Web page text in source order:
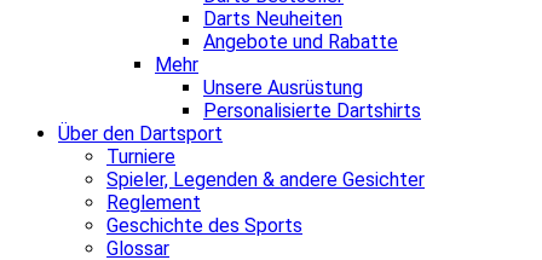
Darts Neuheiten
Angebote und Rabatte
Mehr
Unsere Ausrüstung
Personalisierte Dartshirts
Über den Dartsport
Turniere
Spieler, Legenden & andere Gesichter
Reglement
Geschichte des Sports
Glossar